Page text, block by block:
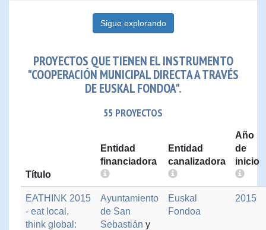
Sigue explorando
PROYECTOS QUE TIENEN EL INSTRUMENTO
"COOPERACIÓN MUNICIPAL DIRECTA A TRAVÉS
DE EUSKAL FONDOA".
55 PROYECTOS
Título
Entidad
financiadora
Entidad
canalizadora
Año
de
inicio
EATHINK 2015
- eat local,
think global:
Ayuntamiento
de San
Sebastián y
Euskal
Fondoa
2015